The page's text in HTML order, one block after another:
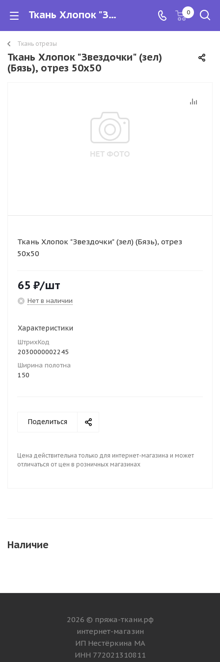
Ткань Хлопок "Звездочки" (зел) (Бязь), отрез 50х50 0
Ткань отрезы
Ткань Хлопок "Звездочки" (зел)
(Бязь), отрез 50х50
Ткань Хлопок "Звездочки" (зел) (Бязь), отрез
50х50
65 ₽/шт
Нет в наличии
Характеристики
ШтрихКод
2030000002245
Ширина полотна
150
Поделиться
Цена действительна только для интернет-магазина и может
отличаться от цен в розничных магазинах
Наличие
2026 © пряжа-ткани.рф
интернет-магазин
ИП Нестёркина МА
ИНН 772021310811